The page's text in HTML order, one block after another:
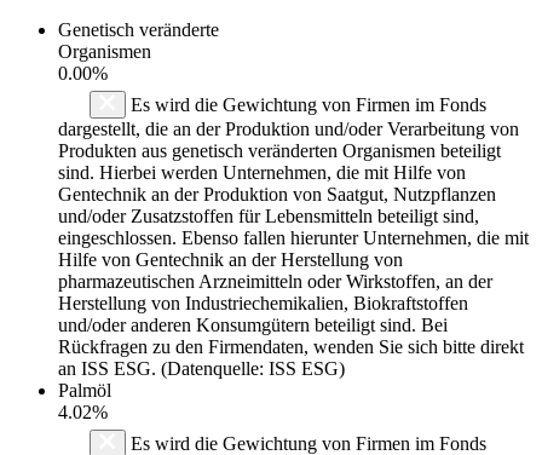
Genetisch veränderte
Organismen
0.00%
Es wird die Gewichtung von Firmen im Fonds
dargestellt, die an der Produktion und/oder Verarbeitung von
Produkten aus genetisch veränderten Organismen beteiligt
sind. Hierbei werden Unternehmen, die mit Hilfe von
Gentechnik an der Produktion von Saatgut, Nutzpflanzen
und/oder Zusatzstoffen für Lebensmitteln beteiligt sind,
eingeschlossen. Ebenso fallen hierunter Unternehmen, die mit
Hilfe von Gentechnik an der Herstellung von
pharmazeutischen Arzneimitteln oder Wirkstoffen, an der
Herstellung von Industriechemikalien, Biokraftstoffen
und/oder anderen Konsumgütern beteiligt sind. Bei
Rückfragen zu den Firmendaten, wenden Sie sich bitte direkt
an ISS ESG. (Datenquelle: ISS ESG)
Palmöl
4.02%
Es wird die Gewichtung von Firmen im Fonds